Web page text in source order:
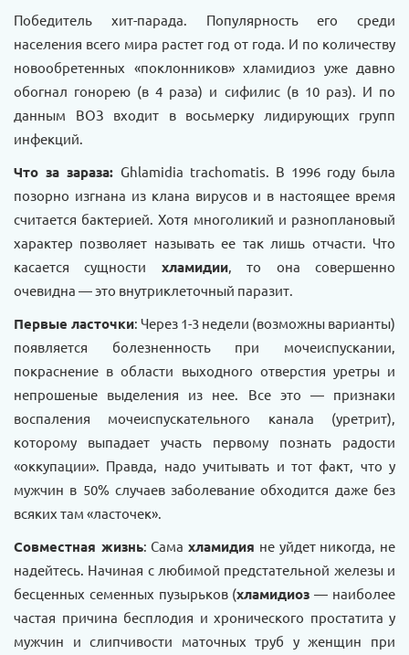
Победитель хит-парада. Популярность его среди
населения всего мира растет год от года. И по количеству
новообретенных «поклонников» хламидиоз уже давно
обогнал гонорею (в 4 раза) и сифилис (в 10 раз). И по
данным ВОЗ входит в восьмерку лидирующих групп
инфекций.
Что за зараза: Ghlamidia trachomatis. В 1996 году была
позорно изгнана из клана вирусов и в настоящее время
считается бактерией. Хотя многоликий и разноплановый
характер позволяет называть ее так лишь отчасти. Что
касается сущности хламидии, то она совершенно
очевидна — это внутриклеточный паразит.
Первые ласточки: Через 1-3 недели (возможны варианты)
появляется болезненность при мочеиспускании,
покраснение в области выходного отверстия уретры и
непрошеные выделения из нее. Все это — признаки
воспаления мочеиспускательного канала (уретрит),
которому выпадает участь первому познать радости
«оккупации». Правда, надо учитывать и тот факт, что у
мужчин в 50% случаев заболевание обходится даже без
всяких там «ласточек».
Совместная жизнь: Сама хламидия не уйдет никогда, не
надейтесь. Начиная с любимой предстательной железы и
бесценных семенных пузырьков (хламидиоз — наиболее
частая причина бесплодия и хронического простатита у
мужчин и слипчивости маточных труб у женщин при